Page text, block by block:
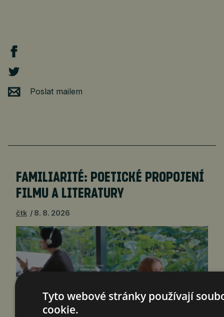
Poslat mailem
FAMILIARITÉ: POETICKÉ PROPOJENÍ
FILMU A LITERATURY
čtk 8. 8. 2026
Tyto webové stránky používají
cookie.